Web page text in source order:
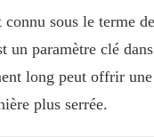
sous le terme
un paramètre clé
long peut offrir
plus serrée.